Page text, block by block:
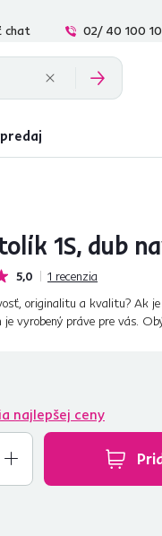
chat 02/ 40 100
1S, dub
5,0 1 recenzia
originalitu a kvalitu? Ak
vyrobený práve pre vás.
najlepšej ceny